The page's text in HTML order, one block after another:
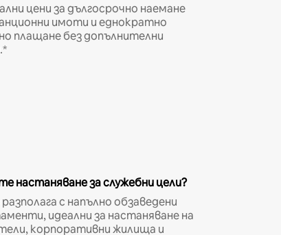
цени за дългосрочно наемане
имоти и еднократно
плащане без допълнителни
настаняване за служебни цели?
с напълно обзаведени
идеални за настаняване на
корпоративни жилища и